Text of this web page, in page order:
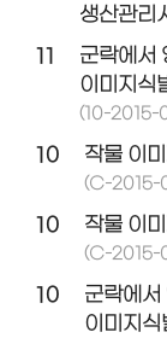
생산관리
11
군락에서
이미지식
(10-2015-
10 작물 이
(C-2015-
10 작물 이
(C-2015-
10
군락에서
이미지식